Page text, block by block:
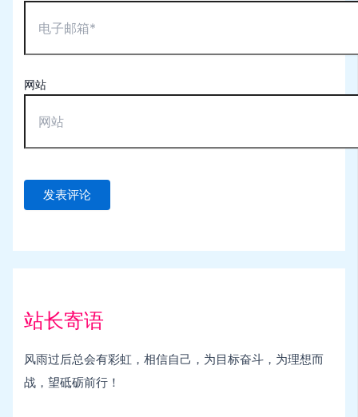
网站
站长寄语
风雨过后总会有彩虹，相信自己，为目标奋斗，为理想而
战，望砥砺前行！